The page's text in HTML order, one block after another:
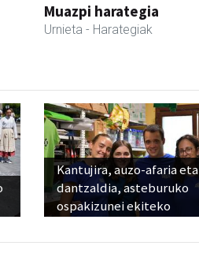
Muazpi harategia
Urnieta - Harategiak
Kantujira, auzo-afaria eta
dantzaldia, asteburuko
ospakizunei ekiteko